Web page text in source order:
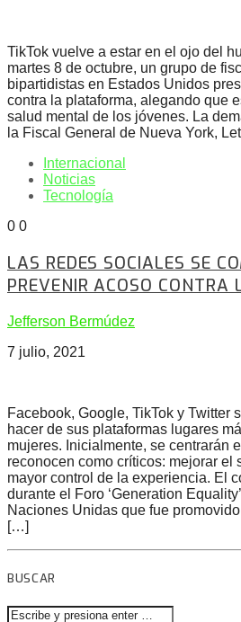
TikTok vuelve a estar en el ojo del
martes 8 de octubre, un grupo de
bipartidistas en Estados Unidos
contra la plataforma, alegando que
salud mental de los jóvenes. La
la Fiscal General de Nueva York,
Internacional
Noticias
Tecnología
0 0
LAS REDES SOCIALES SE
PREVENIR ACOSO CONTRA
Jefferson Bermúdez
7 julio, 2021
Facebook, Google, TikTok y Twitter
hacer de sus plataformas lugares
mujeres. Inicialmente, se centrarán
reconocen como críticos: mejorar el
mayor control de la experiencia. El
durante el Foro ‘Generation
Naciones Unidas que fue
[…]
BUSCAR